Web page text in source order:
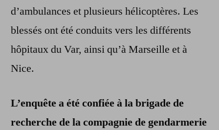
d’ambulances et plusieurs hélicoptères. Les
blessés ont été conduits vers les différents
hôpitaux du Var, ainsi qu’à Marseille et à
Nice.
L’enquête a été confiée à la brigade de
recherche de la compagnie de gendarmerie